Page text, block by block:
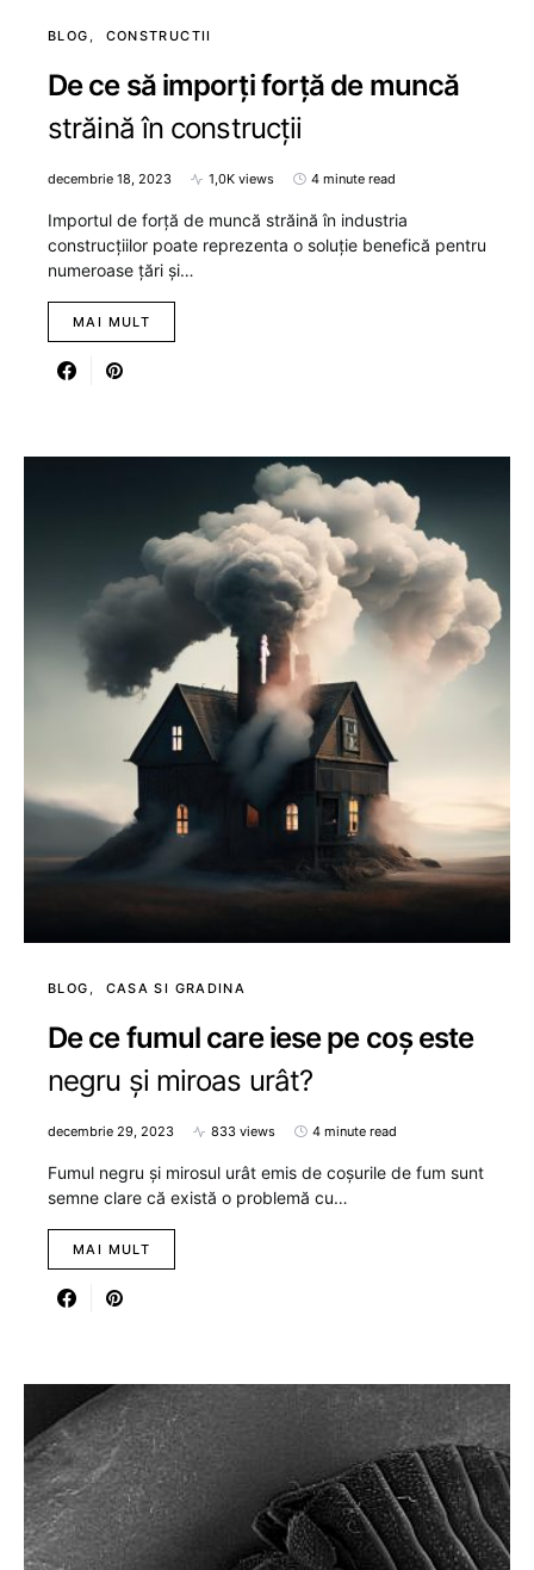
BLOG CONSTRUCTII
De ce să imporți forță de muncă
străină în construcții
decembrie 18, 2023 1,0K views 4 minute read
Importul de forță de muncă străină în industria
construcțiilor poate reprezenta o soluție benefică pentru
numeroase țări și…
MAI MULT
BLOG CASA SI GRADINA
De ce fumul care iese pe coș este
negru și miroas urât?
decembrie 29, 2023 833 views 4 minute read
Fumul negru și mirosul urât emis de coșurile de fum sunt
semne clare că există o problemă cu…
MAI MULT